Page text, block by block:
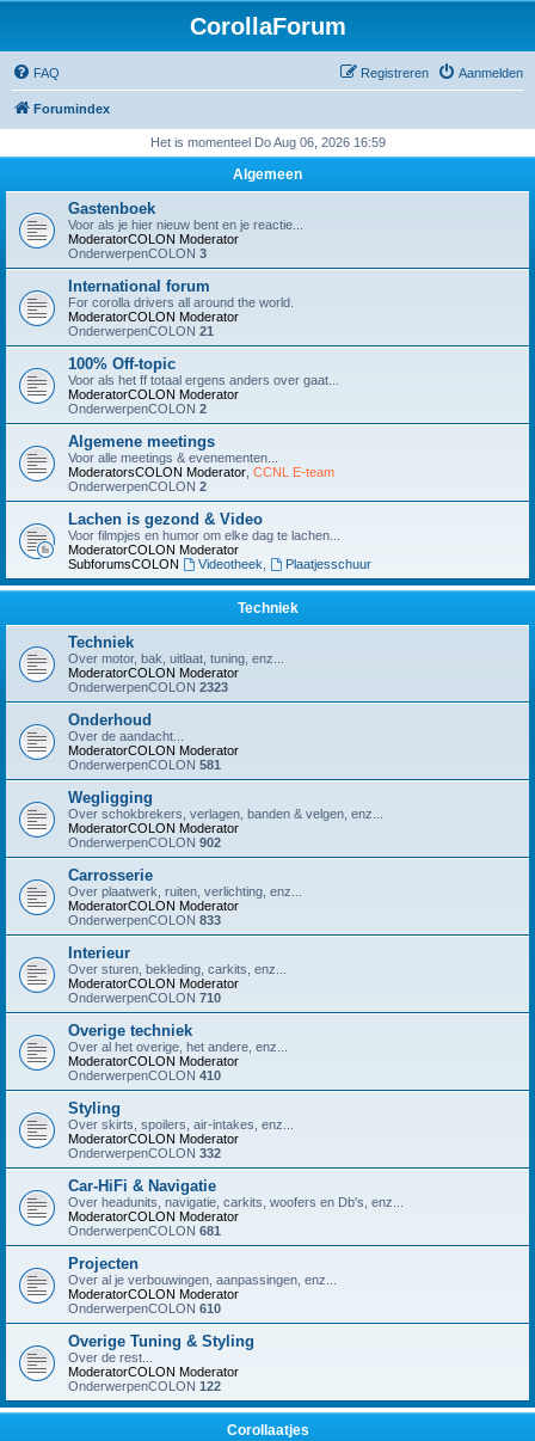
CorollaForum
FAQ Aanmelden
Registreren
Forumindex
Het is momenteel Do Aug 06, 2026 16:59
Algemeen
Gastenboek
Voor als je hier nieuw bent en je reactie...
ModeratorCOLON Moderator
OnderwerpenCOLON 3
International forum
For corolla drivers all around the world.
ModeratorCOLON Moderator
OnderwerpenCOLON 21
100% Off-topic
Voor als het ff totaal ergens anders over gaat...
ModeratorCOLON Moderator
OnderwerpenCOLON 2
Algemene meetings
Voor alle meetings & evenementen...
ModeratorsCOLON Moderator CCNL E-team
OnderwerpenCOLON 2
Lachen is gezond & Video
Voor filmpjes en humor om elke dag te lachen...
ModeratorCOLON Moderator
SubforumsCOLON
Videotheek Plaatjesschuur
Techniek
Techniek
Over motor, bak, uitlaat, tuning, enz...
ModeratorCOLON Moderator
OnderwerpenCOLON 2323
Onderhoud
Over de aandacht...
ModeratorCOLON Moderator
OnderwerpenCOLON 581
Wegligging
Over schokbrekers, verlagen, banden & velgen, enz...
ModeratorCOLON Moderator
OnderwerpenCOLON 902
Carrosserie
Over plaatwerk, ruiten, verlichting, enz...
ModeratorCOLON Moderator
OnderwerpenCOLON 833
Interieur
Over sturen, bekleding, carkits, enz...
ModeratorCOLON Moderator
OnderwerpenCOLON 710
Overige techniek
Over al het overige, het andere, enz...
ModeratorCOLON Moderator
OnderwerpenCOLON 410
Styling
Over skirts, spoilers, air-intakes, enz...
ModeratorCOLON Moderator
OnderwerpenCOLON 332
Car-HiFi & Navigatie
Over headunits, navigatie, carkits, woofers en Db's, enz...
ModeratorCOLON Moderator
OnderwerpenCOLON 681
Projecten
Over al je verbouwingen, aanpassingen, enz...
ModeratorCOLON Moderator
OnderwerpenCOLON 610
Overige Tuning & Styling
Over de rest...
ModeratorCOLON Moderator
OnderwerpenCOLON 122
Corollaatjes